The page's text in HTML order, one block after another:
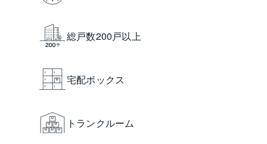
総戸数200戸以上
宅配ボックス
トランクルーム